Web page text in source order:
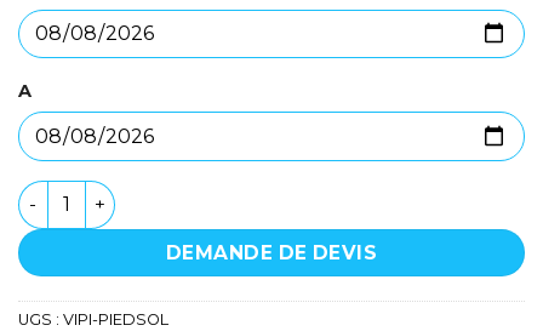
A
quantité de Pied de sol pour moniteur 43'' 55''
DEMANDE DE DEVIS
UGS : VIPI-PIEDSOL